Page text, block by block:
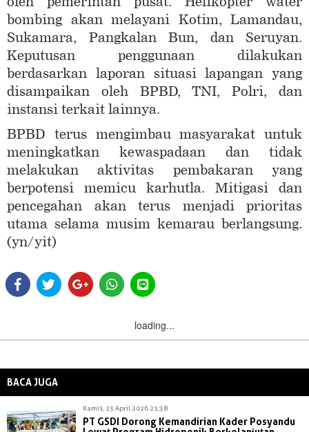
bombing akan melayani Kotim, Lamandau,
Sukamara, Pangkalan Bun, dan Seruyan.
Keputusan penggunaan dilakukan
berdasarkan laporan situasi lapangan yang
disampaikan oleh BPBD, TNI, Polri, dan
instansi terkait lainnya.
BPBD terus mengimbau masyarakat untuk
meningkatkan kewaspadaan dan tidak
melakukan aktivitas pembakaran yang
berpotensi memicu karhutla. Mitigasi dan
pencegahan akan terus menjadi prioritas
utama selama musim kemarau berlangsung.
(yn/yit)
loading...
BACA JUGA
Kamis, 23 April 2026 21:38
PT GSDI Dorong Kemandirian Kader Posyandu